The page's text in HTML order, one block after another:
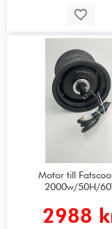
Motor till
2000w/50H/
2988